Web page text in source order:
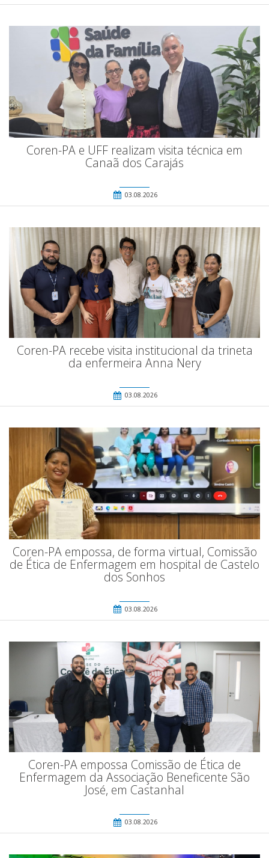
Coren-PA e UFF realizam visita técnica em
Canaã dos Carajás
03.08.2026
Coren-PA recebe visita institucional da trineta
da enfermeira Anna Nery
03.08.2026
Coren-PA empossa, de forma virtual, Comissão
de Ética de Enfermagem em hospital de Castelo
dos Sonhos
03.08.2026
Coren-PA empossa Comissão de Ética de
Enfermagem da Associação Beneficente São
José, em Castanhal
03.08.2026